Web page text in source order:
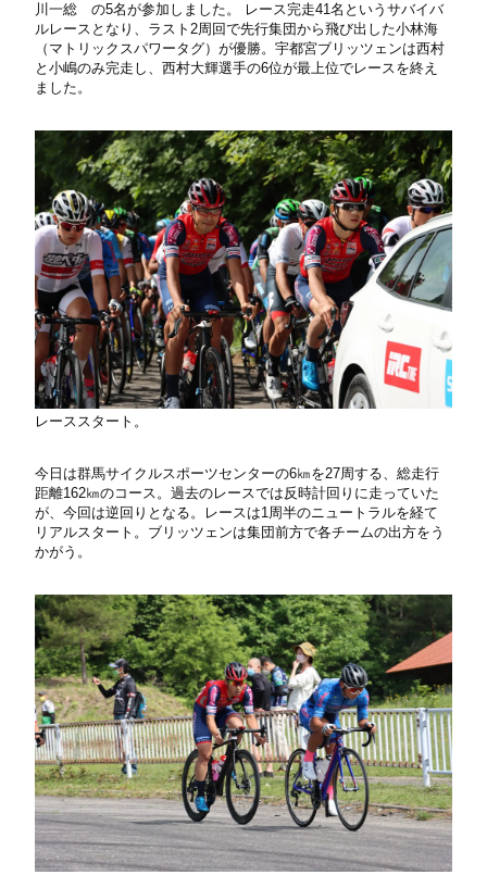
川一総 の5名が参加しました。 レース完走41名というサバイバ
ルレースとなり、ラスト2周回で先行集団から飛び出した小林海
（マトリックスパワータグ）が優勝。宇都宮ブリッツェンは西村
と小嶋のみ完走し、西村大輝選手の6位が最上位でレースを終え
ました。
レーススタート。
今日は群馬サイクルスポーツセンターの6㎞を27周する、総走行
距離162㎞のコース。過去のレースでは反時計回りに走っていた
が、今回は逆回りとなる。レースは1周半のニュートラルを経て
リアルスタート。ブリッツェンは集団前方で各チームの出方をう
かがう。